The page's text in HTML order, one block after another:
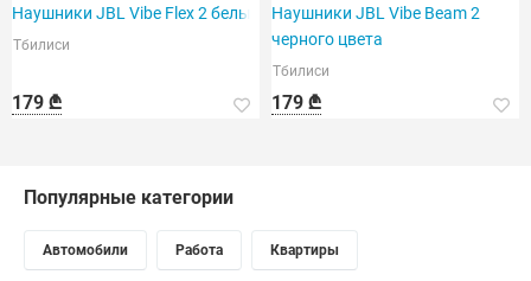
Наушники JBL Vibe Flex 2 белые
Тбилиси
179 ₾
Наушники JBL Vibe Beam 2
черного цвета
Тбилиси
179 ₾
Популярные категории
Автомобили Работа Квартиры